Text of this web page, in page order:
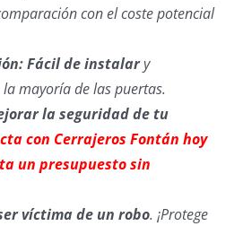
con el coste potencial
Fácil de instalary
mayoría de las puertas.
la seguridad de tu
con Cerrajeros Fontán hoy
un presupuesto sin
víctima de un robo. ¡Protege